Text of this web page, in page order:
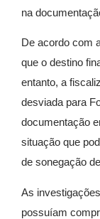
na
De acordo com
que o destino
entanto, a
desviada para
documentação
situação que
de sonegação
As
possuíam